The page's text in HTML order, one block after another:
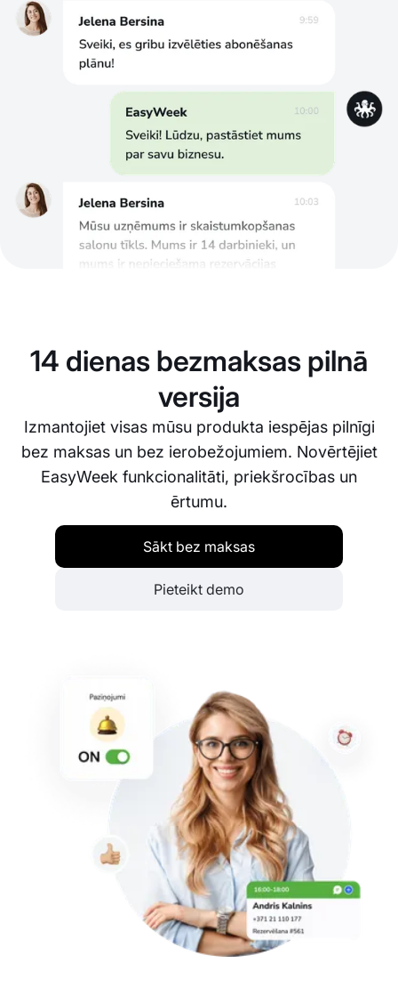
14 dienas bezmaksas pilnā
versija
Izmantojiet visas mūsu produkta iespējas pilnīgi
bez maksas un bez ierobežojumiem. Novērtējiet
EasyWeek funkcionalitāti, priekšrocības un
ērtumu.
Sākt bez maksas
Pieteikt demo